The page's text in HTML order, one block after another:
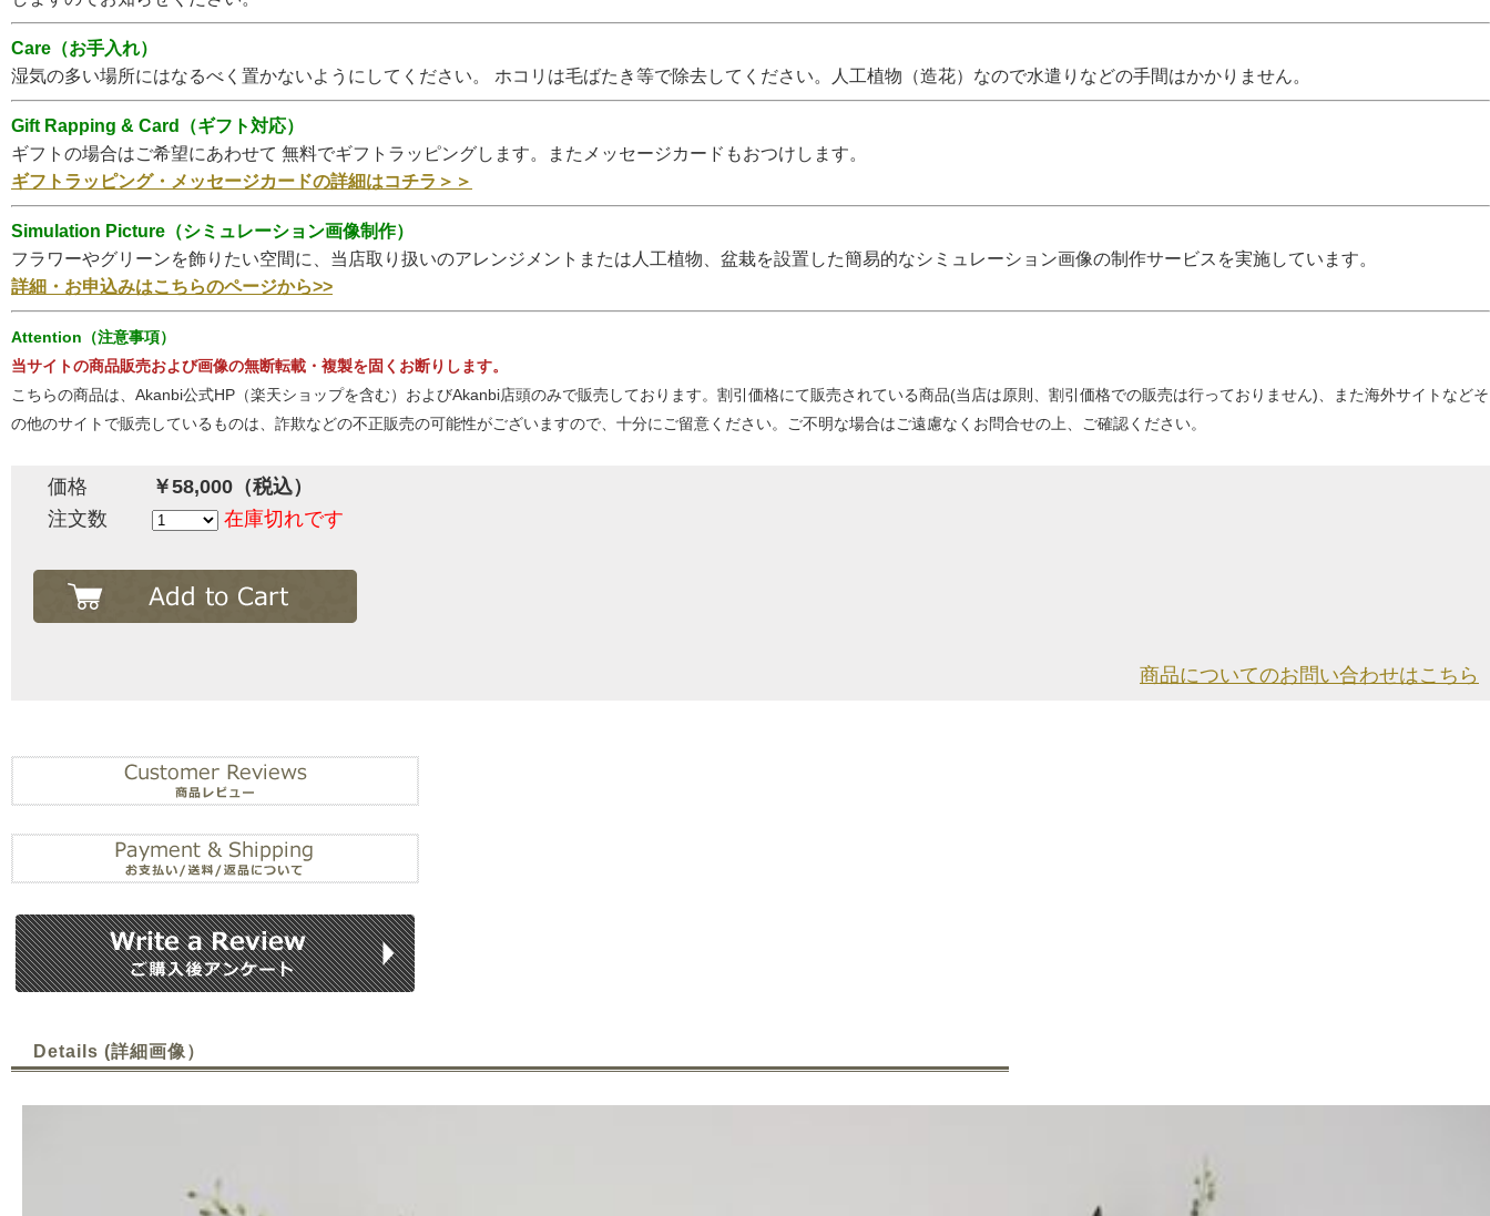
Care（お手入れ）
湿気の多い場所にはなるべく置かないようにしてください。 ホコリは毛ばたき等で除去してください。人工植物（造花）なので水遣りなどの手間はかかりません。
Gift Rapping & Card（ギフト対応）
ギフトの場合はご希望にあわせて 無料でギフトラッピングします。またメッセージカードもおつけします。
ギフトラッピング・メッセージカードの詳細はコチラ＞＞
Simulation Picture（シミュレーション画像制作）
フラワーやグリーンを飾りたい空間に、当店取り扱いのアレンジメントまたは人工植物、盆栽を設置した簡易的なシミュレーション画像の制作サービスを実施しています。
詳細・お申込みはこちらのページから>>
Attention（注意事項）
当サイトの商品販売および画像の無断転載・複製を固くお断りします。
こちらの商品は、Akanbi公式HP（楽天ショップを含む）およびAkanbi店頭のみで販売しております。割引価格にて販売されている商品(当店は原則、割引価格での販売は行っておりません)、また海外サイトなどそ
の他のサイトで販売しているものは、詐欺などの不正販売の可能性がございますので、十分にご留意ください。ご不明な場合はご遠慮なくお問合せの上、ご確認ください。
価格
￥58,000（税込）
注文数
在庫切れです
商品についてのお問い合わせはこちら
Details (詳細画像）